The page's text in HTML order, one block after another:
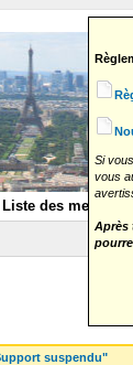
Liste des membres
Si
vous
Après
suspendu"